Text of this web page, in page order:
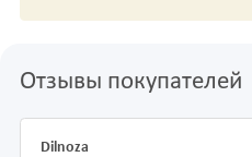
Отзывы покупателей
Dilnoza